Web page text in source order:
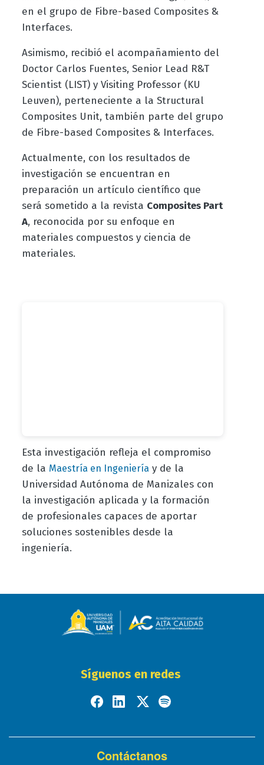
en el grupo de Fibre-based Composites &
Interfaces.
Asimismo, recibió el acompañamiento del
Doctor Carlos Fuentes, Senior Lead R&T
Scientist (LIST) y Visiting Professor (KU
Leuven), perteneciente a la Structural
Composites Unit, también parte del grupo
de Fibre-based Composites & Interfaces.
Actualmente, con los resultados de
investigación se encuentran en
preparación un artículo científico que
será sometido a la revista Composites Part
A, reconocida por su enfoque en
materiales compuestos y ciencia de
materiales.
Esta investigación refleja el compromiso
de la Maestría en Ingenieríay de la
Universidad Autónoma de Manizales con
la investigación aplicada y la formación
de profesionales capaces de aportar
soluciones sostenibles desde la
ingeniería.
Síguenos en redes
Contáctanos